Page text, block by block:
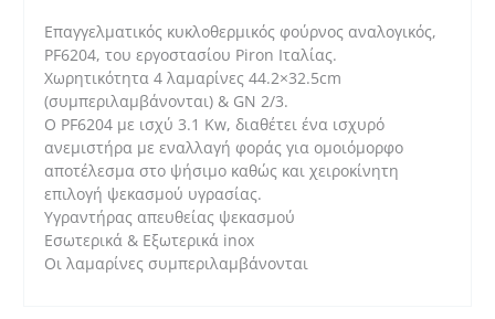
Επαγγελματικός κυκλοθερμικός φούρνος αναλογικός,
PF6204, του εργοστασίου Piron Ιταλίας.
Χωρητικότητα 4 λαμαρίνες 44.2×32.5cm
(συμπεριλαμβάνονται) & GN 2/3.
O PF6204 με ισχύ 3.1 Kw, διαθέτει ένα ισχυρό
ανεμιστήρα με εναλλαγή φοράς για ομοιόμορφο
αποτέλεσμα στο ψήσιμο καθώς και χειροκίνητη
επιλογή ψεκασμού υγρασίας.
Υγραντήρας απευθείας ψεκασμού
Εσωτερικά & Εξωτερικά inox
Οι λαμαρίνες συμπεριλαμβάνονται